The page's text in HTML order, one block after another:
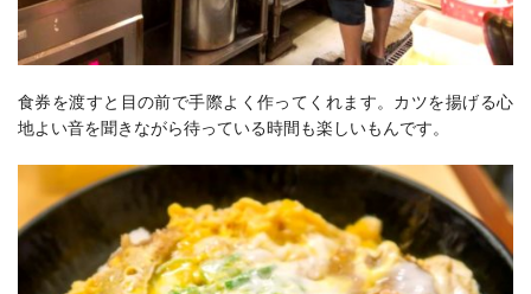
食券を渡すと目の前で手際よく作ってくれます。カツを揚げる心
地よい音を聞きながら待っている時間も楽しいもんです。